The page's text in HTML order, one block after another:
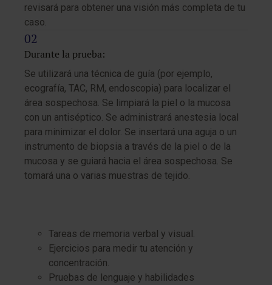
revisará para obtener una visión más completa de tu
caso.
Durante la prueba:
Se utilizará una técnica de guía (por ejemplo,
ecografía, TAC, RM, endoscopia) para localizar el
área sospechosa. Se limpiará la piel o la mucosa
con un antiséptico. Se administrará anestesia local
para minimizar el dolor. Se insertará una aguja o un
instrumento de biopsia a través de la piel o de la
mucosa y se guiará hacia el área sospechosa. Se
tomará una o varias muestras de tejido.
Tareas de memoria verbal y visual.
Ejercicios para medir tu atención y
concentración.
Pruebas de lenguaje y habilidades